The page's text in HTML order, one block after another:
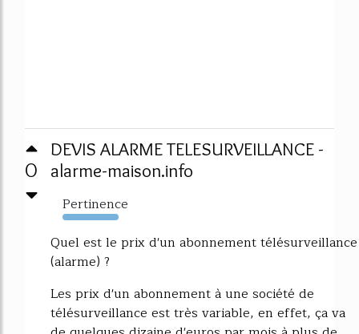
0
DEVIS ALARME TELESURVEILLANCE -
alarme-maison.info
Pertinence
2378%
Quel est le prix d'un abonnement télésurveillance
(alarme) ?
Les prix d'un abonnement à une société de
télésurveillance est très variable, en effet, ça va